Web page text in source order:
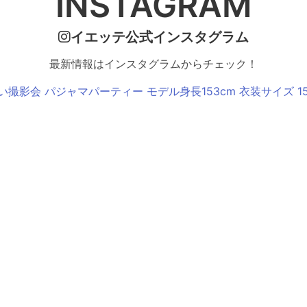
イエッテ公式インスタグラム
最新情報はインスタグラムからチェック！
撮影会 パジャマパーティー モデル身長153cm 衣装サイズ